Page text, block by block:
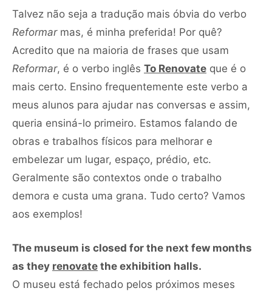
Talvez não seja a tradução mais óbvia do verbo
Reformarmas, é minha preferida! Por quê?
Acredito que na maioria de frases que usam
Reformar, é o verbo inglês To Renovate que é o
mais certo. Ensino frequentemente este verbo a
meus alunos para ajudar nas conversas e assim,
queria ensiná-lo primeiro. Estamos falando de
obras e trabalhos físicos para melhorar e
embelezar um lugar, espaço, prédio, etc.
Geralmente são contextos onde o trabalho
demora e custa uma grana. Tudo certo? Vamos
aos exemplos!
The museum is closed for the next few months
as they renovate the exhibition halls.
O museu está fechado pelos próximos meses